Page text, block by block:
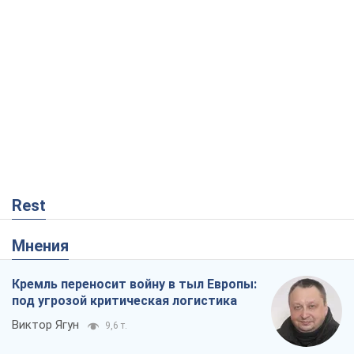
Rest
Мнения
Кремль переносит войну в тыл Европы:
под угрозой критическая логистика
Виктор Ягун 9,6 т.